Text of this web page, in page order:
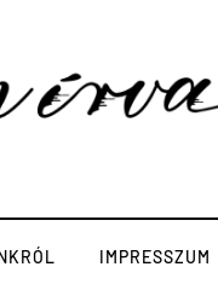
IMPRESSZUM